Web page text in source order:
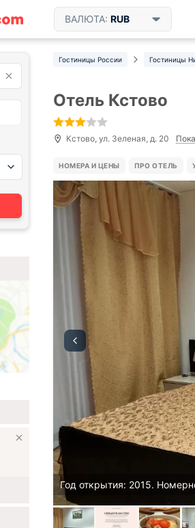
ВАЛЮТА: RUB
Гостиницы России Гостиницы
Отель Кстово
Кстово, ул. Зеленая, д. 20
НОМЕРА И ЦЕНЫ ПРО ОТЕЛЬ
Год открытия: 2015.